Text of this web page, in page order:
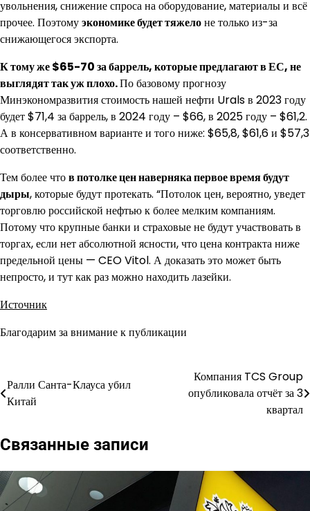
увольнения, снижение спроса на оборудование, материалы и всё
прочее. Поэтомуэкономике будет тяжелоне только из-за
снижающегося экспорта.
К тому же $65-70 за баррель, которые предлагают в ЕС, не
выглядят так уж плохо.По базовому прогнозу
Минэкономразвития стоимость нашей нефти Urals в 2023 году
будет $71,4 за баррель, в 2024 году – $66, в 2025 году – $61,2.
А в консервативном варианте и того ниже: $65,8, $61,6 и $57,3
соответственно.
Тем более чтов потолке цен наверняка первое время будут
дыры, которые будут протекать. “Потолок цен, вероятно, уведет
торговлю российской нефтью к более мелким компаниям.
Потому что крупные банки и страховые не будут участвовать в
торгах, если нет абсолютной ясности, что цена контракта ниже
предельной цены — CEO Vitol. А доказать это может быть
непросто, и тут как раз можно находить лазейки.
Источник
Благодарим за внимание к публикации
Навигация
по
Ралли Санта-Клауса убил
Китай
Компания TCS Group
опубликовала отчёт за 3
квартал
Связанные записи